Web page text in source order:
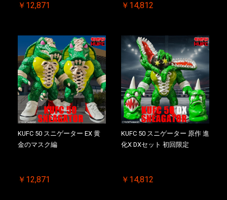
￥12,871 ￥14,812
KUFC 50 スニゲーター EX 黄
金のマスク編
￥12,871
KUFC 50 スニゲーター 原作 進
化X DXセット 初回限定
￥14,812